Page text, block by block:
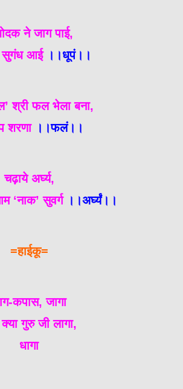
ने जाग पाई,
सुगंध आई।।धूपं।।
श्री फल भेला बना,
शरणा ।।फलं।।
चढ़ाये अर्घ्य,
‘नाक’ सुवर्ग ।।अर्घ्यं।।
=हाईकू=
कपास, जागा
गुरु जी लागा,
धागा